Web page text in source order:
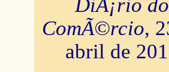
DiÃ¡rio do
ComÃ©rcio,
abril de